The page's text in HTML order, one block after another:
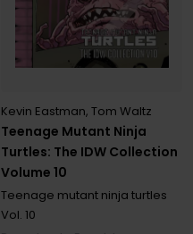
Teenage Mutant Ninja
Turtles: The IDW Collection
Volume 10
Kevin Eastman,Tom Waltz
Teenage mutant ninja turtles
Vol. 10